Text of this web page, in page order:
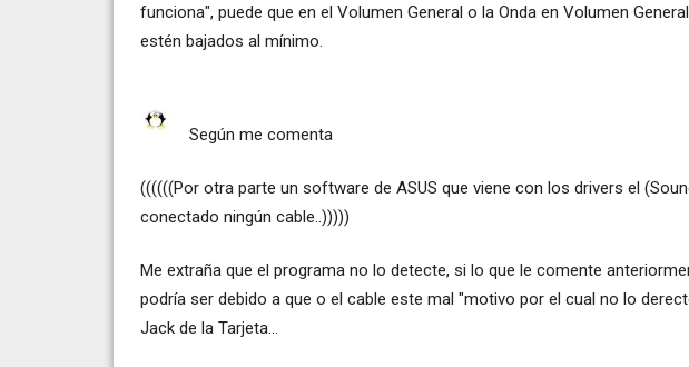
funciona", puede que en el Volumen General o la Onda en Volumen
estén bajados al mínimo.
Según me comenta
((((((Por otra parte un software de ASUS que viene con los drivers el
conectado ningún cable..)))))
Me extraña que el programa no lo detecte, si lo que le comente
podría ser debido a que o el cable este mal "motivo por el cual no lo
Jack de la Tarjeta...